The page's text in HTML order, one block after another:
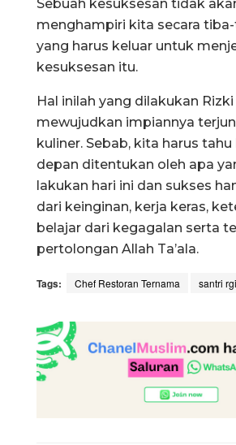
Sebuah kesuksesan tidak
menghampiri kita secara
yang harus keluar untuk
kesuksesan itu.
Hal inilah yang dilakukan
mewujudkan impiannya
kuliner. Sebab, kita harus
depan ditentukan oleh apa
lakukan hari ini dan sukses
dari keinginan, kerja keras,
belajar dari kegagalan serta
pertolongan Allah Ta’ala.
Tags: Chef Restoran Ternama santri rgi